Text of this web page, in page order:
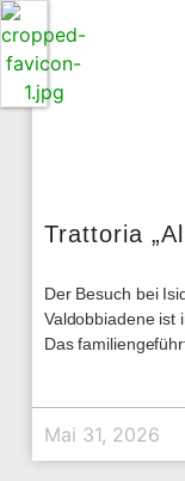
Trattoria
Der Besuch bei
Valdobbiadene ist
Das
Mai 31, 2026